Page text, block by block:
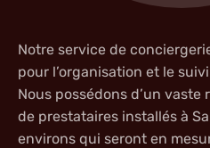
Notre service de
pour l’organisation et le
Nous possédons d’un
de prestataires installés à
environs qui seront en